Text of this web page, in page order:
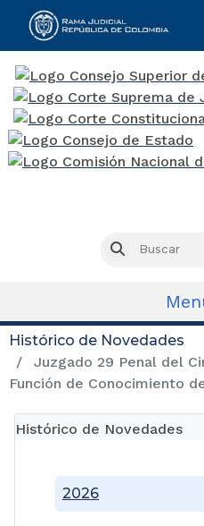
Buscar
Histórico de Novedades
Juzgado 29 Penal del
Función de Conocimiento
Histórico de Novedades
2026